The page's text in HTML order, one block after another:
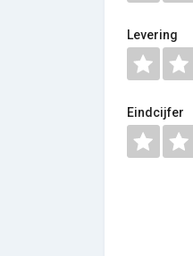
Levering
Eindcijfer